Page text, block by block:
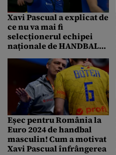
Xavi Pascual a explicat de
ce nu va mai fi
selecționerul echipei
naționale de HANDBAL
Cine îl înlocuiește
Eșec pentru România la
Euro 2024 de handbal
masculin! Cum a motivat
Xavi Pascual înfrângerea